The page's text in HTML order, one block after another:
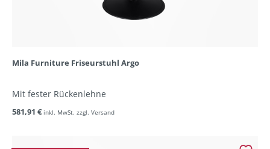
Mila Furniture Friseurstuhl Argo
Mit fester Rückenlehne
581,91 € inkl. MwSt. zzgl. Versand